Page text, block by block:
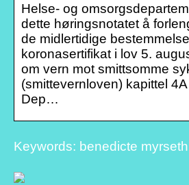
Helse- og
dette høringsnotatet å
de midlertidige
koronasertifikat i lov 5.
om vern mot smittsomme
(smittevernloven) kapittel
Dep…
Keywords: benedicte